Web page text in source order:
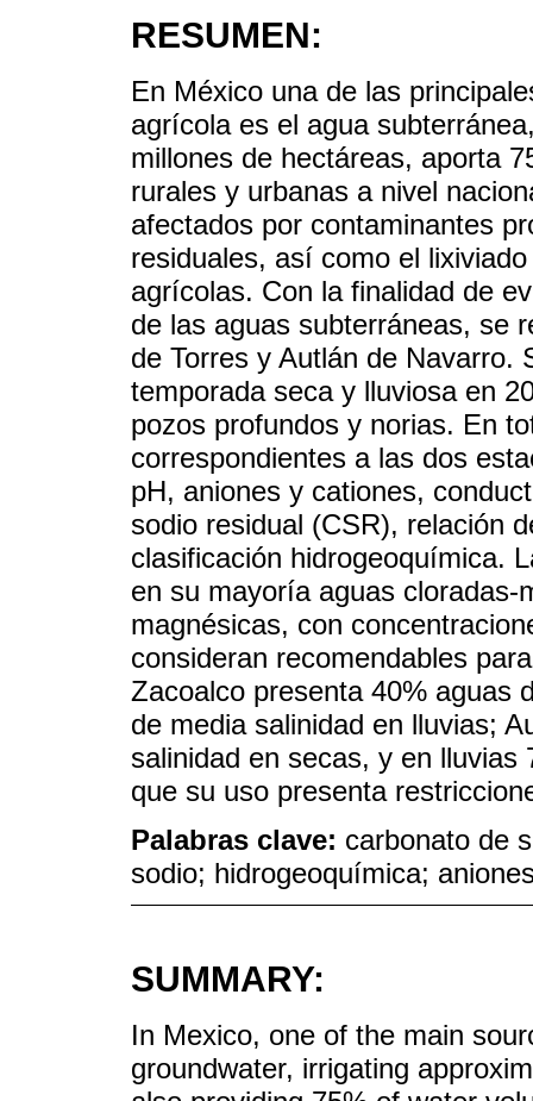
RESUMEN:
En México una de las
agrícola es el agua
millones de hectáreas, aporta
rurales y urbanas a nivel
afectados por contaminantes
residuales, así como el
agrícolas. Con la finalidad de
de las aguas subterráneas, se
de Torres y Autlán de Navarro.
temporada seca y lluviosa en
pozos profundos y norias. En
correspondientes a las dos
pH, aniones y cationes,
sodio residual (CSR), relación
clasificación hidrogeoquímica.
en su mayoría aguas cloradas-
magnésicas, con
consideran recomendables
Zacoalco presenta 40% aguas
de media salinidad en lluvias;
salinidad en secas, y en lluvias
que su uso presenta
Palabras clave: carbonato de
sodio; hidrogeoquímica;
SUMMARY:
In Mexico, one of the main
groundwater, irrigating